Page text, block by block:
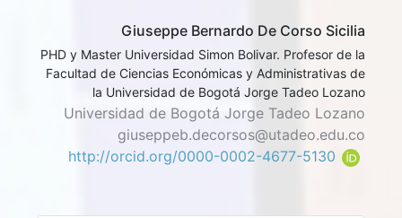
Giuseppe Bernardo De Corso Sicilia
PHD y Master Universidad Simon Bolivar. Profesor de la
Facultad de Ciencias Económicas y Administrativas de
la Universidad de Bogotá Jorge Tadeo Lozano
Universidad de Bogotá Jorge Tadeo Lozano
giuseppeb.decorsos@utadeo.edu.co
http://orcid.org/0000-0002-4677-5130